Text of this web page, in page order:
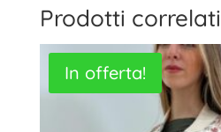
Prodotti correlati
In offerta!